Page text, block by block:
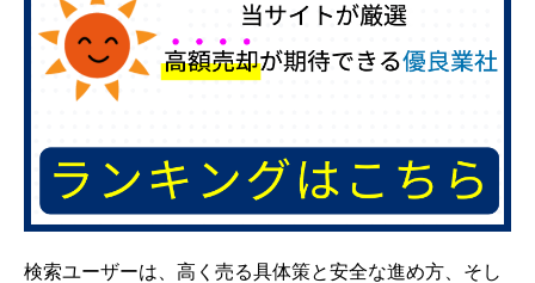
検索ユーザーは、高く売る具体策と安全な進め方、そし